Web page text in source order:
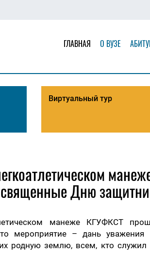
ГЛАВНАЯ О ВУЗЕ
Виртуальный тур
Дню
манеже КГУФКСТ
мероприятие – дань
родную землю, всем, кто служил